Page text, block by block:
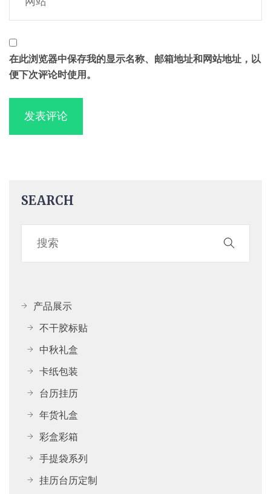
在此浏览器中保存我的显示名称、邮箱地址和网站地址，以
便下次评论时使用。
SEARCH
产品展示
不干胶标贴
中秋礼盒
卡纸包装
台历挂历
年货礼盒
彩盒彩箱
手提袋系列
挂历台历定制